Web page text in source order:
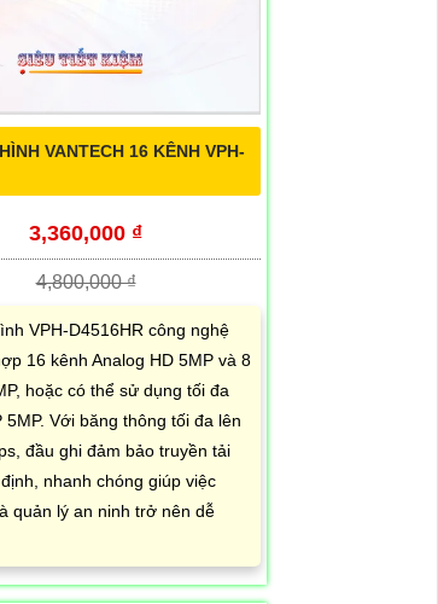
VANTECH 16 KÊNH VPH-
3,360,000 ₫
4,800,000 ₫
VPH-D4516HR công nghệ
16 kênh Analog HD 5MP và 8
hoặc có thể sử dụng tối đa
5MP. Với băng thông tối đa lên
đầu ghi đảm bảo truyền tải
nhanh chóng giúp việc
quản lý an ninh trở nên dễ